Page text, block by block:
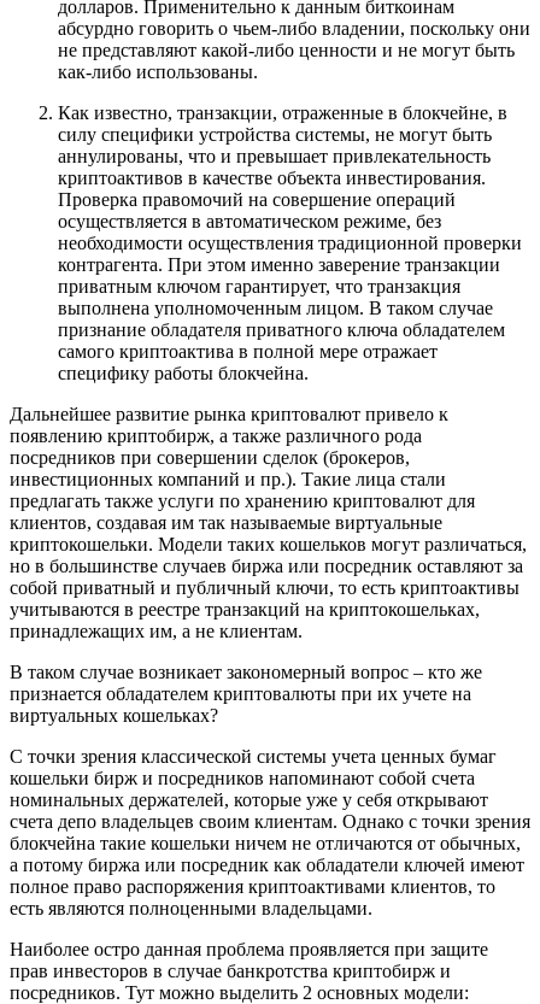
долларов. Применительно к данным биткоинам
абсурдно говорить о чьем-либо владении, поскольку они
не представляют какой-либо ценности и не могут быть
как-либо использованы.
Как известно, транзакции, отраженные в блокчейне, в
силу специфики устройства системы, не могут быть
аннулированы, что и превышает привлекательность
криптоактивов в качестве объекта инвестирования.
Проверка правомочий на совершение операций
осуществляется в автоматическом режиме, без
необходимости осуществления традиционной проверки
контрагента. При этом именно заверение транзакции
приватным ключом гарантирует, что транзакция
выполнена уполномоченным лицом. В таком случае
признание обладателя приватного ключа обладателем
самого криптоактива в полной мере отражает
специфику работы блокчейна.
Дальнейшее развитие рынка криптовалют привело к
появлению криптобирж, а также различного рода
посредников при совершении сделок (брокеров,
инвестиционных компаний и пр.). Такие лица стали
предлагать также услуги по хранению криптовалют для
клиентов, создавая им так называемые виртуальные
криптокошельки. Модели таких кошельков могут различаться,
но в большинстве случаев биржа или посредник оставляют за
собой приватный и публичный ключи, то есть криптоактивы
учитываются в реестре транзакций на криптокошельках,
принадлежащих им, а не клиентам.
В таком случае возникает закономерный вопрос – кто же
признается обладателем криптовалюты при их учете на
виртуальных кошельках?
С точки зрения классической системы учета ценных бумаг
кошельки бирж и посредников напоминают собой счета
номинальных держателей, которые уже у себя открывают
счета депо владельцев своим клиентам. Однако с точки зрения
блокчейна такие кошельки ничем не отличаются от обычных,
а потому биржа или посредник как обладатели ключей имеют
полное право распоряжения криптоактивами клиентов, то
есть являются полноценными владельцами.
Наиболее остро данная проблема проявляется при защите
прав инвесторов в случае банкротства криптобирж и
посредников. Тут можно выделить 2 основных модели: